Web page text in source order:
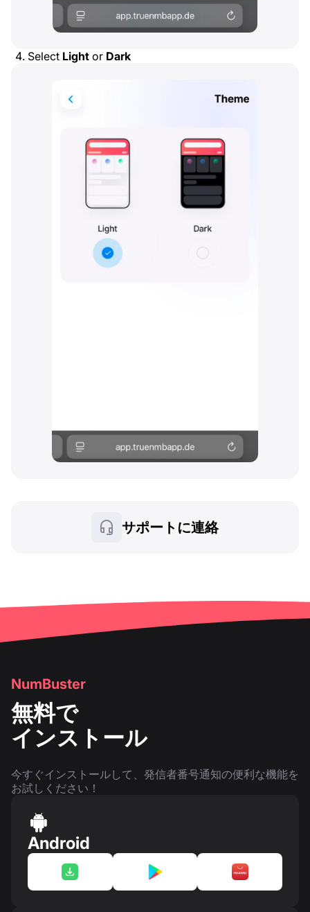
Select Light or Dark
サポートに連絡
NumBuster
無料で
インストール
今すぐインストールして、発信者番号通知の便利な機能を
お試しください！
Android